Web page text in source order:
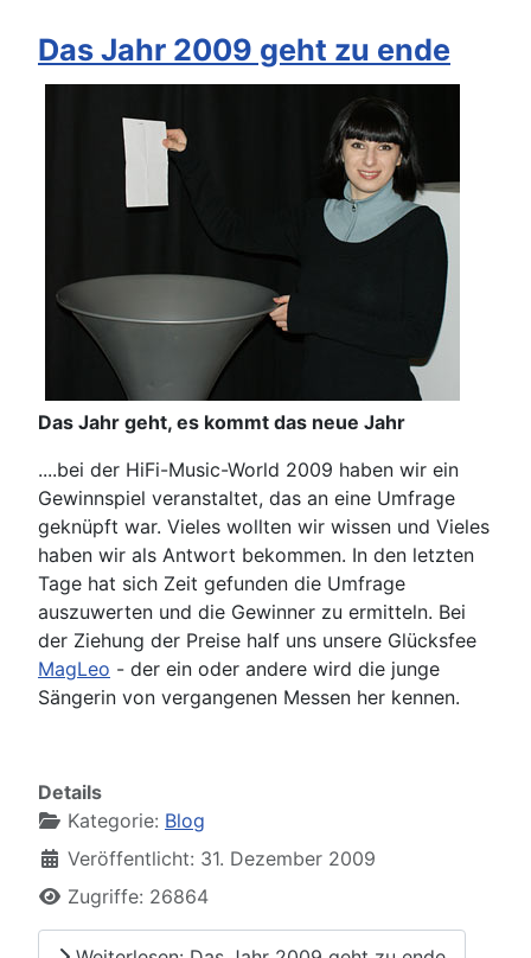
Das Jahr 2009 geht zu ende
Das Jahr geht, es kommt das neue Jahr
....bei der HiFi-Music-World 2009 haben wir ein
Gewinnspiel veranstaltet, das an eine Umfrage
geknüpft war. Vieles wollten wir wissen und Vieles
haben wir als Antwort bekommen. In den letzten
Tage hat sich Zeit gefunden die Umfrage
auszuwerten und die Gewinner zu ermitteln. Bei
der Ziehung der Preise half uns unsere Glücksfee
MagLeo - der ein oder andere wird die junge
Sängerin von vergangenen Messen her kennen.
Details
Kategorie: Blog
Veröffentlicht: 31. Dezember 2009
Zugriffe: 26864